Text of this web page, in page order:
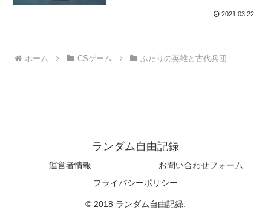
2021.03.22
ホーム CSゲーム ふたりの英雄と古代兵団
ランダム自由記録
運営者情報
お問い合わせフォーム
プライバシーポリシー
© 2018 ランダム自由記録.